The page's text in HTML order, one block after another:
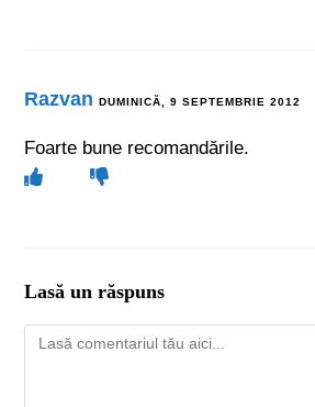
Razvan DUMINICĂ, 9 SEPTEMBRIE 2012
Foarte bune recomandările.
Lasă un răspuns